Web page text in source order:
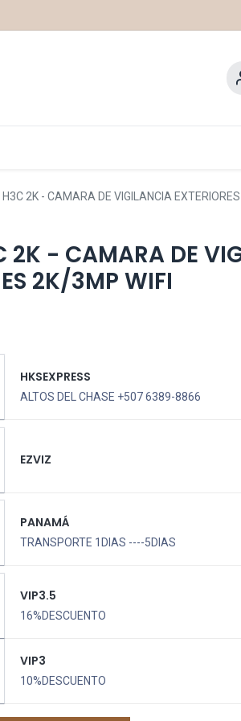
H3C 2K - CAMARA DE VIGILANCIA
2K - CAMARA DE
2K/3MP WIFI
HKSEXPRESS
ALTOS DEL CHASE +507 6389-8866
EZVIZ
PANAMÁ
TRANSPORTE 1DIAS ----5DIAS
VIP3.5
16%DESCUENTO
VIP3
10%DESCUENTO